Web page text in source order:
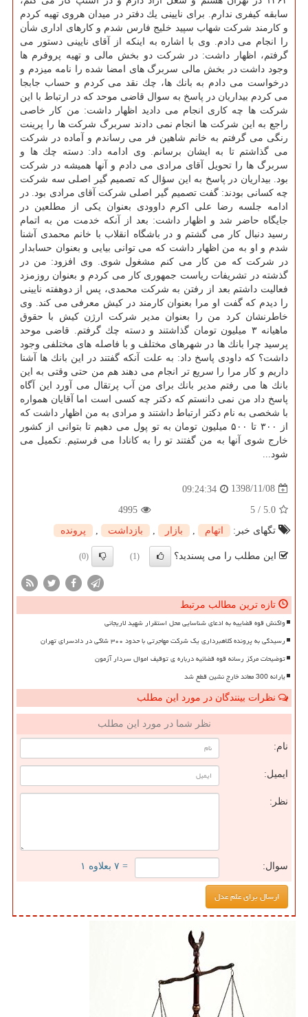
سابقه كیفری ندارم. برای نایینی یك دفتر در میدان هروی تهیه كردم
و كارمند شركت شهاب سپید خلیج فارس شدم و كارهای اداری شأن
را انجام می دادم. وی با اشاره به اینكه از آقای نایینی دستور می
گرفتم، اظهار داشت: در شركت دو بخش مالی و تهیه پروفرم ها
وجود داشت در بخش مالی سربرگ های امضا شده را نامه میزدم و
درخواست می دادم به بانك ها، چك نقد می كردم و حساب جابجا
می كردم بیداریان در پاسخ به سوال قاضی موحد كه در ارتباط با این
شركت ها چه كاری انجام می دادید اظهار داشت: من كار خاصی
راجع به این شركت ها انجام نمی دادند سربرگ شركت ها را پرینت
رنگی می گرفتم به خانم شاهین فر می رساندم و آماده در شركت
می گذاشتم تا به ایشان برسانم. وی ادامه داد: دسته چك ها و
سربرگ ها را تحویل آقای مرادی می دادم و آنها همیشه در شركت
بود. بیداریان در پاسخ به این سؤال كه تصمیم گیر اصلی سه شركت
چه كسانی بودند: گفت تصمیم گیر اصلی شركت آقای مرادی بود. در
ادامه جلسه رضا علی اكرم داوودی بعنوان یكی از مطلعین در
جایگاه حاضر شد و اظهار داشت: بعد از آنكه خدمت من به اتمام
رسید دنبال كار می گشتم و در باشگاه انقلاب با خانم محمدی آشنا
شدم و او به من اظهار داشت كه می توانی بیایی و بعنوان حسابدار
در شركت كه من كار می كنم مشغول شوی. وی افزود: من در
گذشته در تشریفات ریاست جمهوری كار می كردم و بعنوان روزمزد
فعالیت داشتم بعد از رفتن به شركت محمدی، پس از دوهفته نایینی
را دیدم كه گفت او مرا بعنوان كارمند در كیش معرفی می كند. وی
خاطرنشان كرد من را بعنوان مدیر شركت ارژن كیش با حقوق
ماهیانه ۳ میلیون تومان گذاشتند و دسته چك گرفتم. قاضی موحد
پرسید چرا بانك ها در شهرهای مختلف و با فاصله های مختلفی وجود
داشت؟ كه داودی پاسخ داد: به علت آنكه گفتند در این بانك ها آشنا
داریم و كار مرا را سریع تر انجام می دهند هم من حتی وقتی به این
بانك ها می رفتم مدیر بانك برای من آب پرتقال می آورد این آگاه
پاسخ داد من نمی دانستم كه دكتر چه كسی است اما آقایان همواره
با شخصی به نام دكتر ارتباط داشتند و مرادی به من اظهار داشت كه
از ۳۰۰ تا ۵۰۰ میلیون تومان به تو پول می دهیم تا بتوانی از كشور
خارج شوی آنها به من گفتند تو را به كانادا می فرستیم. تكمیل می
شود...
1398/11/08
09:24:34
5.0
/
5
4995
تگهای خبر:
اتهام بازار بازداشت پرونده
این مطلب را می پسندید؟ (1)
(0)
تازه ترین مطالب مرتبط
واکنش قوه قضاییه به ادعای شناسایی محل استقرار شهید لاریجانی
رسیدگی به پرونده کلاهبرداری یک شرکت مهاجرتی با حدود ۳۰۰ شاکی در دادسرای تهران
توضیحات مرکز رسانه قوه قضائیه درباره ی توقیف اموال سردار آزمون
یارانه 300 معاند خارج نشین قطع شد
نظرات بینندگان در مورد این مطلب
نظر شما در مورد این مطلب
نام:
ایمیل:
نظر:
سوال: = ۷ بعلاوه ۱